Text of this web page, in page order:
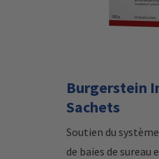
Burgerstein
Sachets
Soutien du
de baies de sureau